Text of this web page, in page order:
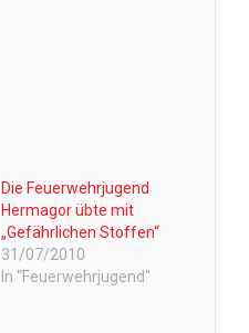
Die Feuerwehrjugend
Hermagor übte mit
„Gefährlichen Stoffen“
31/07/2010
In "Feuerwehrjugend"